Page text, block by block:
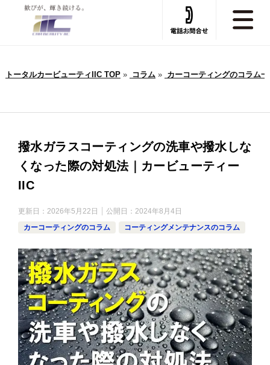
トータルカービューティIIC TOP» コラム» カーコーティングのコラム
撥水ガラスコーティングの洗車や撥水しな
くなった際の対処法｜カービューティー
IIC
更新日： 2026年5月22日 公開日： 2024年8月4日
カーコーティングのコラム
コーティングメンテナンスのコラム